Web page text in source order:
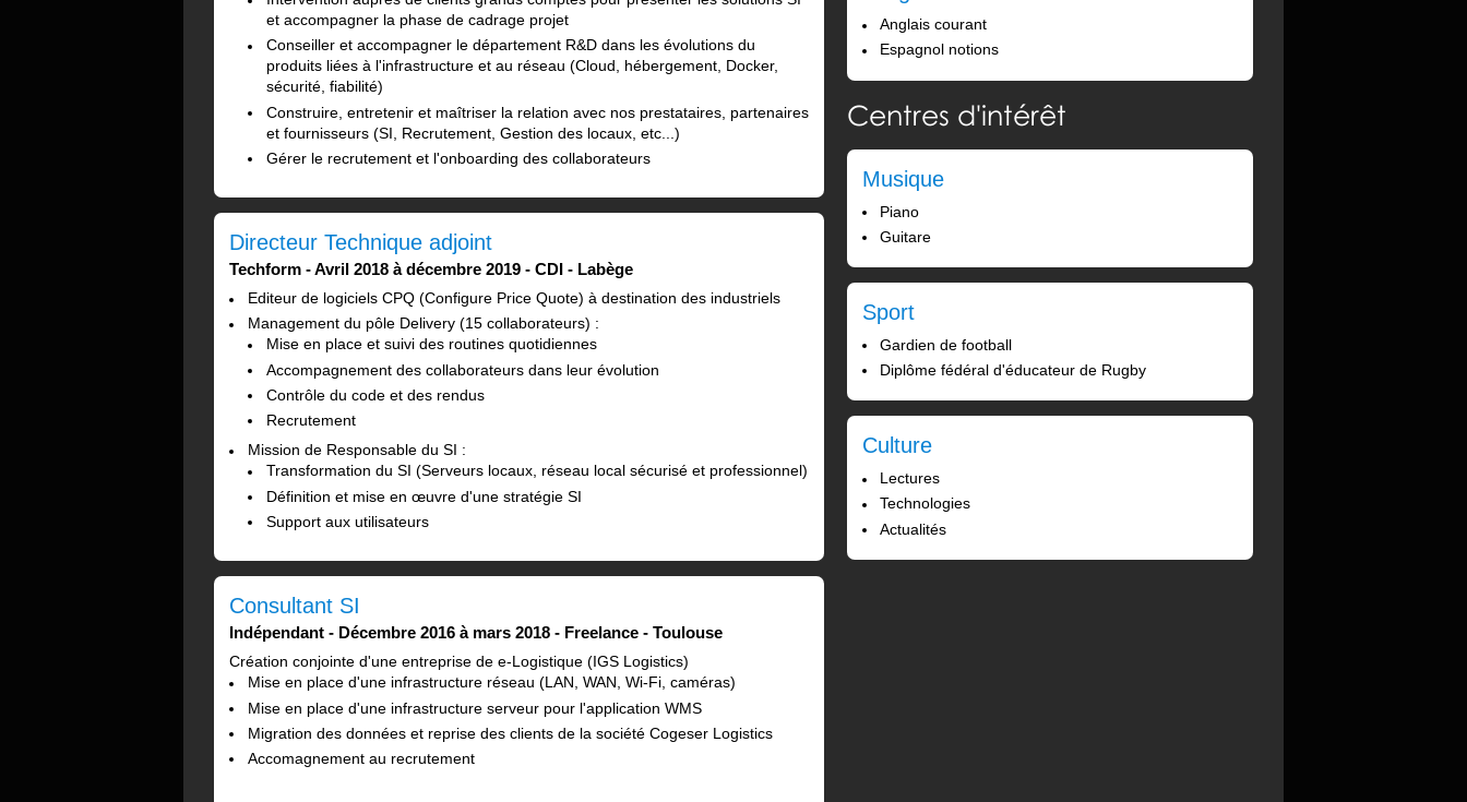
et accompagner la phase de cadrage projet
Conseiller et accompagner le département R&D dans les évolutions du
produits liées à l'infrastructure et au réseau (Cloud, hébergement, Docker,
sécurité, fiabilité)
Construire, entretenir et maîtriser la relation avec nos prestataires, partenaires
et fournisseurs (SI, Recrutement, Gestion des locaux, etc...)
Gérer le recrutement et l'onboarding des collaborateurs
Directeur Technique adjoint
Techform Avril 2018 à décembre 2019 CDI Labège
Editeur de logiciels CPQ (Configure Price Quote) à destination des industriels
Management du pôle Delivery (15 collaborateurs) :
Mise en place et suivi des routines quotidiennes
Accompagnement des collaborateurs dans leur évolution
Contrôle du code et des rendus
Recrutement
Mission de Responsable du SI :
Transformation du SI (Serveurs locaux, réseau local sécurisé et professionnel)
Définition et mise en œuvre d'une stratégie SI
Support aux utilisateurs
Consultant SI
Indépendant Décembre 2016 à mars 2018 Freelance Toulouse
Création conjointe d'une entreprise de e-Logistique (IGS Logistics)
Mise en place d'une infrastructure réseau (LAN, WAN, Wi-Fi, caméras)
Mise en place d'une infrastructure serveur pour l'application WMS
Migration des données et reprise des clients de la société Cogeser Logistics
Accomagnement au recrutement
Anglais courant
Espagnol notions
Centres d'intérêt
Musique
Piano
Guitare
Sport
Gardien de football
Diplôme fédéral d'éducateur de Rugby
Culture
Lectures
Technologies
Actualités